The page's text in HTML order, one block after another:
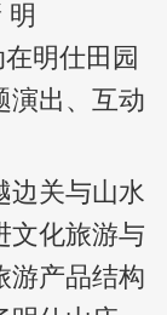
明
在明仕田园
演出、互动
关与山水
文化旅游与
游产品结构